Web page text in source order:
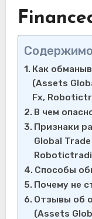
Как
(Assets
Fx,
В чем
Признаки
Global
Способы
Почему не
Отзывы об
(Assets